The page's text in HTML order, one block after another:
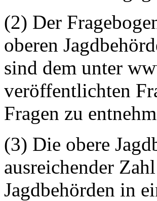
(2) Der
oberen
sind dem unter
veröffentlichten
Fragen zu
(3) Die obere
ausreichender
Jagdbehörden in